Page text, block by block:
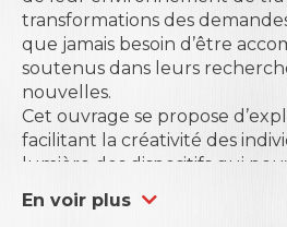
transformations des
que jamais besoin d’être
soutenus dans leurs
nouvelles.
Cet ouvrage se propose
facilitant la créativité des
lumière des dispositifs qui
dans votre entreprise pour
individuelles et collectives.
En voir plus